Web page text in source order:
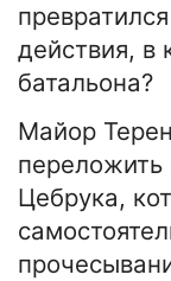
действия, в
батальона?
Майор
переложить
Цебрука,